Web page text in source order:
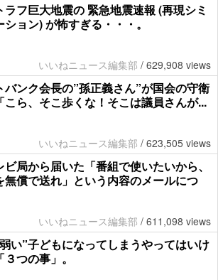
ラフ巨大地震の 緊急地震速報 (再現シミ
ション) が怖すぎる・・・。
いいねニュース編集部 / 629,908 views
バンク会長の”孫正義さん”が国会の守衛
こら、そこ歩くな！そこは議員さんが...
いいねニュース編集部 / 623,505 views
ビ局から届いた「番組で使いたいから、
無償で送れ」という内容のメールにつ
いいねニュース編集部 / 611,098 views
い”子どもになってしまうやってはいけ
つの事」。